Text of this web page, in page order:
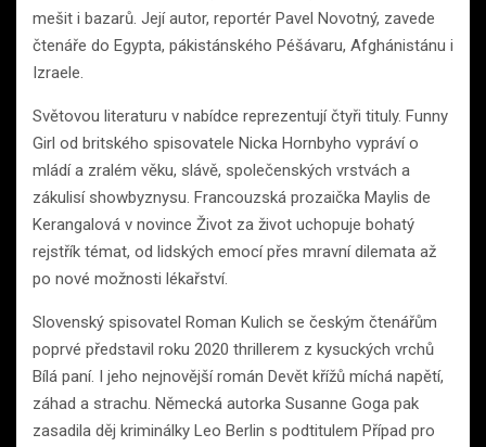
mešit i bazarů. Její autor, reportér Pavel Novotný, zavede
čtenáře do Egypta, pákistánského Péšávaru, Afghánistánu i
Izraele.
Světovou literaturu v nabídce reprezentují čtyři tituly. Funny
Girl od britského spisovatele Nicka Hornbyho vypráví o
mládí a zralém věku, slávě, společenských vrstvách a
zákulisí showbyznysu. Francouzská prozaička Maylis de
Kerangalová v novince Život za život uchopuje bohatý
rejstřík témat, od lidských emocí přes mravní dilemata až
po nové možnosti lékařství.
Slovenský spisovatel Roman Kulich se českým čtenářům
poprvé představil roku 2020 thrillerem z kysuckých vrchů
Bílá paní. I jeho nejnovější román Devět křížů míchá napětí,
záhad a strachu. Německá autorka Susanne Goga pak
zasadila děj kriminálky Leo Berlin s podtitulem Případ pro